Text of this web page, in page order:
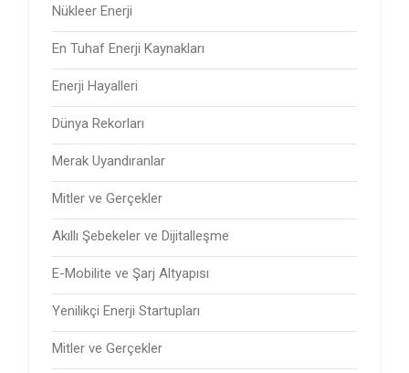
Nükleer Enerji
En Tuhaf Enerji Kaynakları
Enerji Hayalleri
Dünya Rekorları
Merak Uyandıranlar
Mitler ve Gerçekler
Akıllı Şebekeler ve Dijitalleşme
E-Mobilite ve Şarj Altyapısı
Yenilikçi Enerji Startupları
Mitler ve Gerçekler